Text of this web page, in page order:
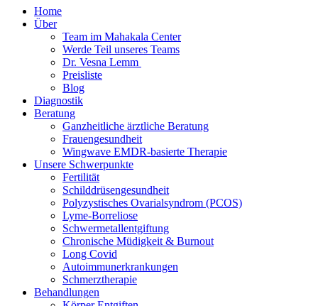
Home
Über
Team im Mahakala Center
Werde Teil unseres Teams
Dr. Vesna Lemm ​
Preisliste
Blog
Diagnostik
Beratung
Ganzheitliche ärztliche Beratung
Frauen­gesundheit
Wingwave EMDR-basierte Therapie
Unsere Schwerpunkte
Fertilität
Schilddrüsengesundheit
Polyzystisches Ovarialsyndrom (PCOS)
Lyme-Borreliose
Schwermetallentgiftung
Chronische Müdigkeit & Burnout
Long Covid
Autoimmunerkrankungen
Schmerztherapie
Behandlungen